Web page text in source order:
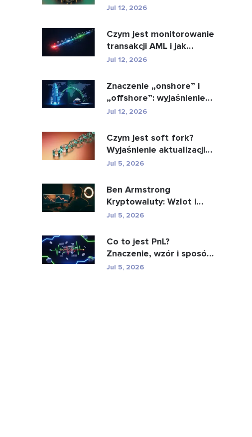
wykrywają przestępstwa
Jul 12, 2026
Czym jest monitorowanie
transakcji AML i jak
działa?
Jul 12, 2026
Znaczenie „onshore” i
„offshore”: wyjaśnienie
kluczowych ...
Jul 12, 2026
Czym jest soft fork?
Wyjaśnienie aktualizacji
blockchaina
Jul 5, 2026
Ben Armstrong
Kryptowaluty: Wzlot i
upadek BitBoya
Jul 5, 2026
Co to jest PnL?
Znaczenie, wzór i sposób
obliczenia
Jul 5, 2026